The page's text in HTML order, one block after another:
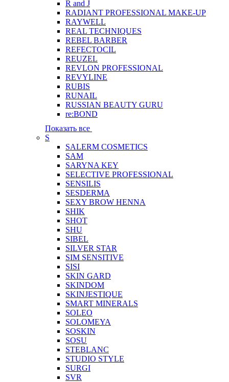
R and J
RADIANT PROFESSIONAL MAKE-UP
RAYWELL
REAL TECHNIQUES
REBEL BARBER
REFECTOCIL
REUZEL
REVLON PROFESSIONAL
REVYLINE
RUBIS
RUNAIL
RUSSIAN BEAUTY GURU
re:BOND
Показать все
S
SALERM COSMETICS
SAM
SARYNA KEY
SELECTIVE PROFESSIONAL
SENSILIS
SESDERMA
SEXY BROW HENNA
SHIK
SHOT
SHU
SIBEL
SILVER STAR
SIM SENSITIVE
SISI
SKIN GARD
SKINDOM
SKINJESTIQUE
SMART MINERALS
SOLEO
SOLOMEYA
SOSKIN
SOSU
STEBLANC
STUDIO STYLE
SURGI
SVR